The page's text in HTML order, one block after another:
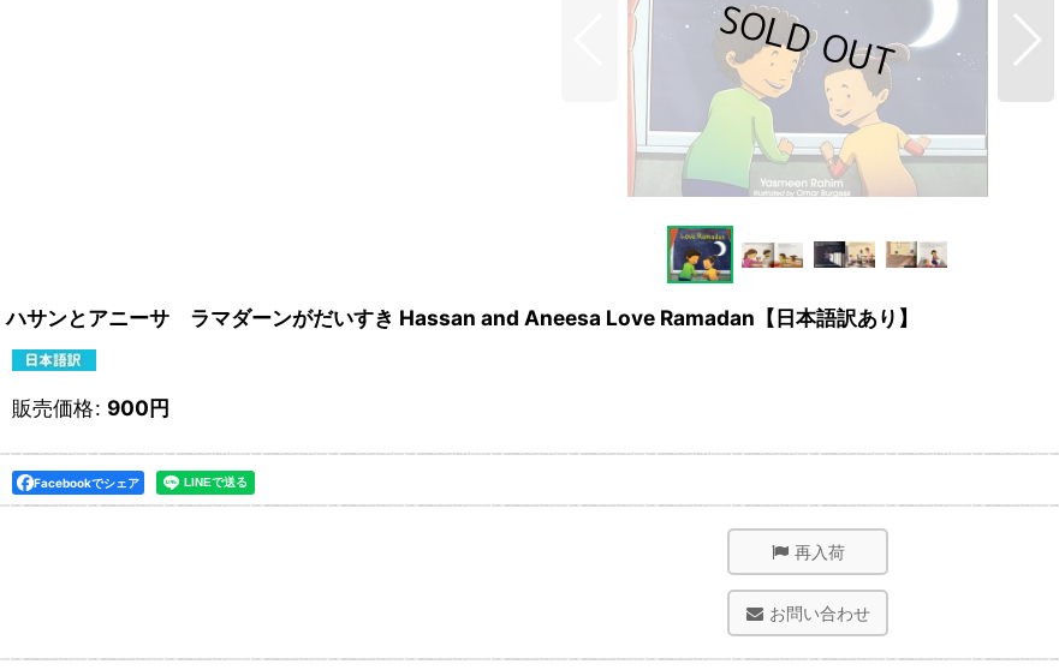
ハサンとアニーサ ラマダーンがだいすき Hassan and Aneesa Love Ramadan【日本語訳あり】
販売価格: 900円
Facebookでシェア
再入荷
お問い合わせ